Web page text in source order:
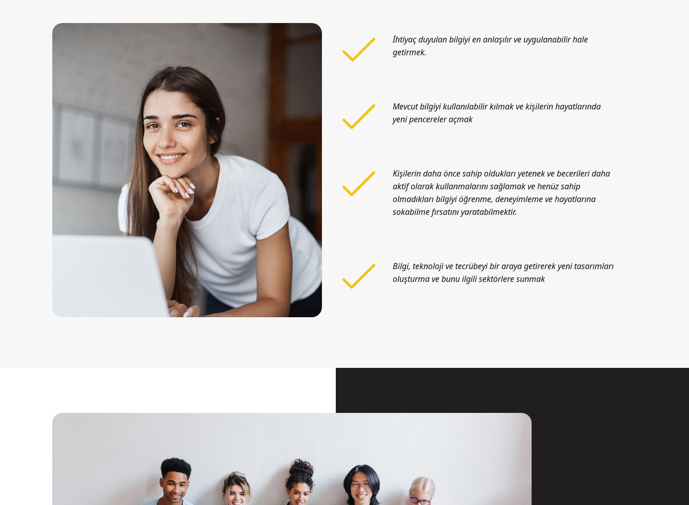
İhtiyaç duyulan bilgiyi en anlaşılır ve uygulanabilir hale
getirmek.
Mevcut bilgiyi kullanılabilir kılmak ve kişilerin hayatlarında
yeni pencereler açmak
Kişilerin daha önce sahip oldukları yetenek ve becerileri daha
aktif olarak kullanmalarını sağlamak ve henüz sahip
olmadıkları bilgiyi öğrenme, deneyimleme ve hayatlarına
sokabilme fırsatını yaratabilmektir.
Bilgi, teknoloji ve tecrübeyi bir araya getirerek yeni tasarımları
oluşturma ve bunu ilgili sektörlere sunmak